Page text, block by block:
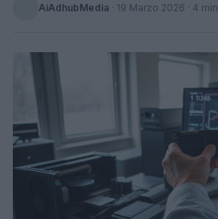
AiAdhubMedia · 19 Marzo 2026 · 4 min